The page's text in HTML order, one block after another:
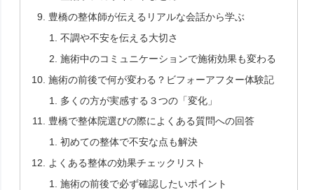
豊橋の整体師が伝えるリアルな会話から学ぶ
不調や不安を伝える大切さ
施術中のコミュニケーションで施術効果も変わる
施術の前後で何が変わる？ビフォーアフター体験記
多くの方が実感する３つの「変化」
豊橋で整体院選びの際によくある質問への回答
初めての整体で不安な点も解決
よくある整体の効果チェックリスト
施術の前後で必ず確認したいポイント